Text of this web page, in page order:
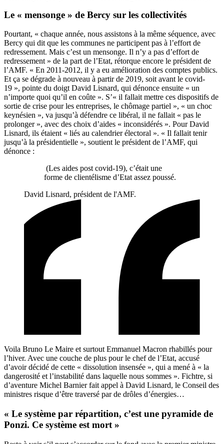
Le « mensonge » de Bercy sur les collectivités
Pourtant, « chaque année, nous assistons à la même séquence, avec
Bercy qui dit que les communes ne participent pas à l’effort de
redressement. Mais c’est un mensonge. Il n’y a pas d’effort de
redressement » de la part de l’Etat, rétorque encore le président de
l’AMF. « En 2011-2012, il y a eu amélioration des comptes publics.
Et ça se dégrade à nouveau à partir de 2019, soit avant le covid-
19 », pointe du doigt David Lisnard, qui dénonce ensuite « un
n’importe quoi qu’il en coûte ». S’« il fallait mettre ces dispositifs de
sortie de crise pour les entreprises, le chômage partiel », « un choc
keynésien », va jusqu’à défendre ce libéral, il ne fallait « pas le
prolonger », avec des choix d’aides « inconsidérés ». Pour David
Lisnard, ils étaient « liés au calendrier électoral ». « Il fallait tenir
jusqu’à la présidentielle », soutient le président de l’AMF, qui
dénonce :
(Les aides post covid-19), c’était une
forme de clientélisme d’Etat assez poussé.
David Lisnard, président de l'AMF.
Voila Bruno Le Maire et surtout Emmanuel Macron rhabillés pour
l’hiver. Avec une couche de plus pour le chef de l’Etat, accusé
d’avoir décidé de cette « dissolution insensée », qui a mené à « la
dangerosité et l’instabilité dans laquelle nous sommes ». Fichtre, si
d’aventure Michel Barnier fait appel à David Lisnard, le Conseil des
ministres risque d’être traversé par de drôles d’énergies…
« Le système par répartition, c’est une pyramide de
Ponzi. Ce système est mort »